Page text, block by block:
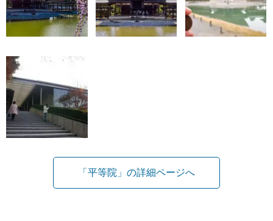
「平等院」の詳細ページへ